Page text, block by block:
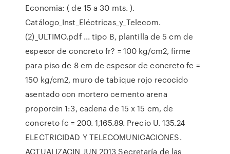
Economia: ( de 15 a 30 mts. ).
Catálogo_Inst_Eléctricas_y_Telecom.
(2)_ULTIMO.pdf ... tipo B, plantilla de 5 cm de
espesor de concreto fr? = 100 kg/cm2, firme
para piso de 8 cm de espesor de concreto fc =
150 kg/cm2, muro de tabique rojo recocido
asentado con mortero cemento arena
proporcin 1:3, cadena de 15 x 15 cm, de
concreto fc = 200. 1,165.89. Precio U. 135.24
ELECTRICIDAD Y TELECOMUNICACIONES.
ACTUALIZACIN JUN 2013 Secretaría de las